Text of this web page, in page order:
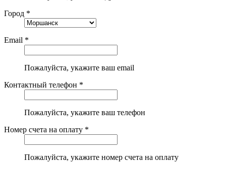
Город *
Email *
Пожалуйста, укажите ваш email
Контактный телефон *
Пожалуйста, укажите ваш телефон
Номер счета на оплату *
Пожалуйста, укажите номер счета на оплату